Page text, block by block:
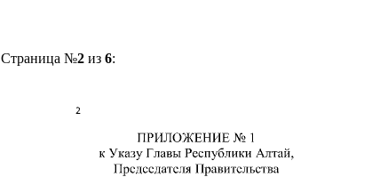
Страница №2из 6: